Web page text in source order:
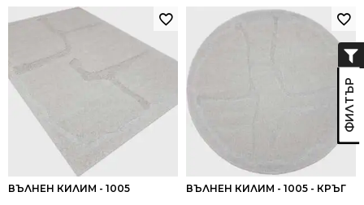
ВЪЛНЕН КИЛИМ - 1005 ВЪЛНЕН КИЛИМ - 1005 - КРЪГ